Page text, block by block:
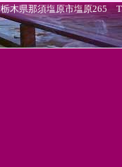
栃木県那須塩原市塩原265